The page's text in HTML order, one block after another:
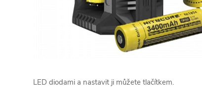
LED diodami a nastavit ji můžete tlačítkem.